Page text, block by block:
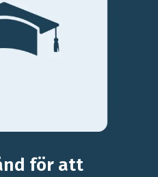
för att